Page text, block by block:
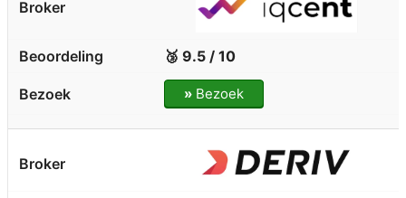
🥉 9.5 / 10
»Bezoek